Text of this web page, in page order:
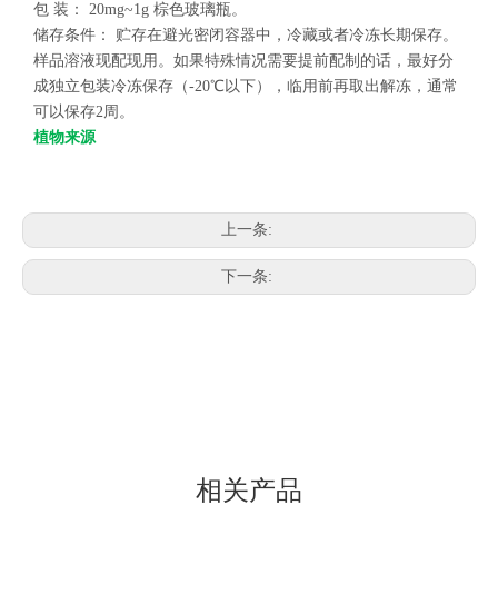
包 装： 20mg~1g 棕色玻璃瓶。
储存条件：
贮存在避光密闭容器中，冷藏或者冷冻长期保存。
样品溶液现配现用。如果特殊情况需要提前配制的话，最好分
成独立包装冷冻保存（-20℃以下），临用前再取出解冻，通常
可以保存2周。
植物来源
上一条:
下一条:
相关产品